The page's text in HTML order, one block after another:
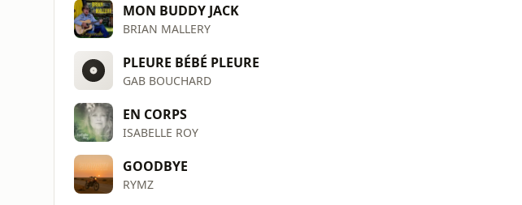
MON BUDDY JACK
BRIAN MALLERY
PLEURE BÉBÉ PLEURE
GAB BOUCHARD
EN CORPS
ISABELLE ROY
GOODBYE
RYMZ